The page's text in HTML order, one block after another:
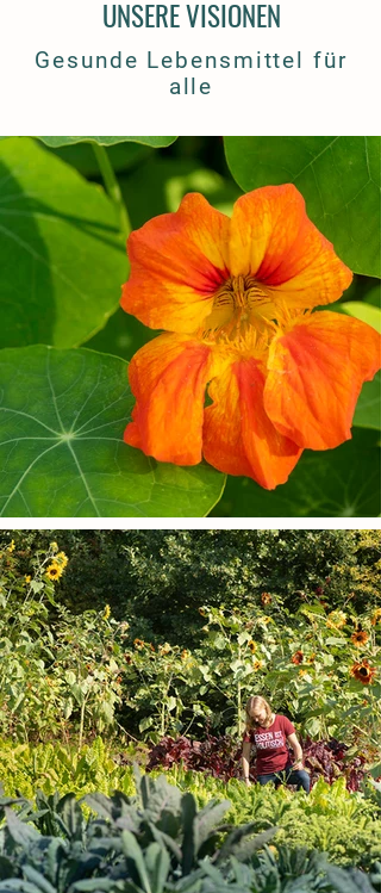
UNSERE VISIONEN
Gesunde Lebensmittel für
alle